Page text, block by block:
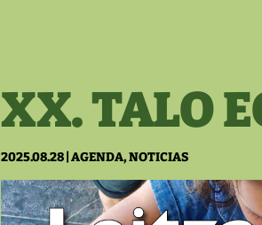
XX. TALO
2025.08.28 AGENDA,NOTICIAS